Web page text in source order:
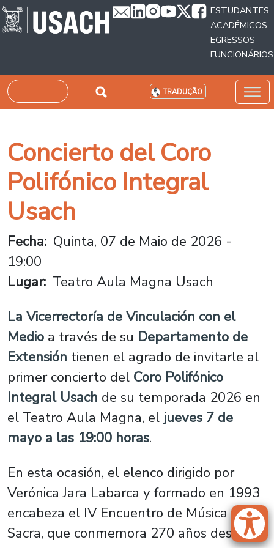
Passar para o conteúdo principal
ESTUDANTES
ACADÊMICOS
EGRESSOS
FUNCIONÁRIOS
Pesquisar TRADUÇÃO
Concierto del Coro
Polifónico Integral
Usach
Fecha Quinta, 07 de Maio de 2026 -
19:00
Lugar Teatro Aula Magna Usach
La Vicerrectoría de Vinculación con el
Medio a través de su Departamento de
Extensión tienen el agrado de invitarle al
primer concierto del Coro Polifónico
Integral Usach de su temporada 2026 en
el Teatro Aula Magna, el jueves 7 de
mayo a las 19:00 horas.
En esta ocasión, el elenco dirigido por
Verónica Jara Labarca y formado en 1993
encabeza el IV Encuentro de Música
Sacra, que conmemora 270 años desde el